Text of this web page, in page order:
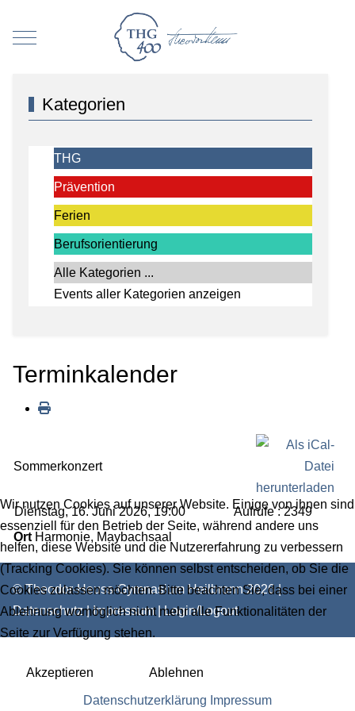
Mobile Menu Toggle
Kategorien
THG
Prävention
Ferien
Berufsorientierung
Alle Kategorien ...
Events aller Kategorien anzeigen
Terminkalender
Sommerkonzert
Dienstag, 16. Juni 2026, 19:00 Aufrufe: 2349
Ort Harmonie, Maybachsaal
© Theodor-Heuss-Gymnasium Heilbronn 2026 |
Datenschutz|Impressum|Login/Logout
Wir nutzen Cookies auf unserer Website. Einige von ihnen sind
essenziell für den Betrieb der Seite, während andere uns
helfen, diese Website und die Nutzererfahrung zu verbessern
(Tracking Cookies). Sie können selbst entscheiden, ob Sie die
Cookies zulassen möchten. Bitte beachten Sie, dass bei einer
Ablehnung womöglich nicht mehr alle Funktionalitäten der
Seite zur Verfügung stehen.
Akzeptieren Ablehnen
Datenschutzerklärung Impressum